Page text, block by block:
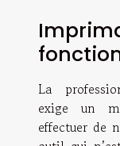
La
exige un
effectuer de